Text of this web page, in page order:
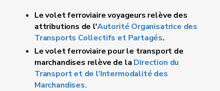
Le volet ferroviaire voyageurs relève des
attributions de l'Autorité Organisatrice des
Transports Collectifs et Partagés.
Le volet ferroviaire pour le transport de
marchandises relève de la Direction du
Transport et de l'Intermodalité des
Marchandises.